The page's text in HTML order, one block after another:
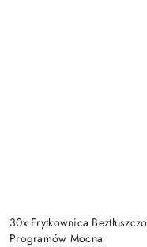
30x Frytkownica
Programów Mocna